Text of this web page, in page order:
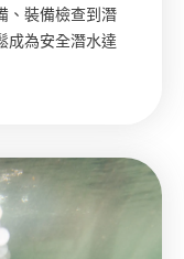
、裝備檢查到潛
成為安全潛水達